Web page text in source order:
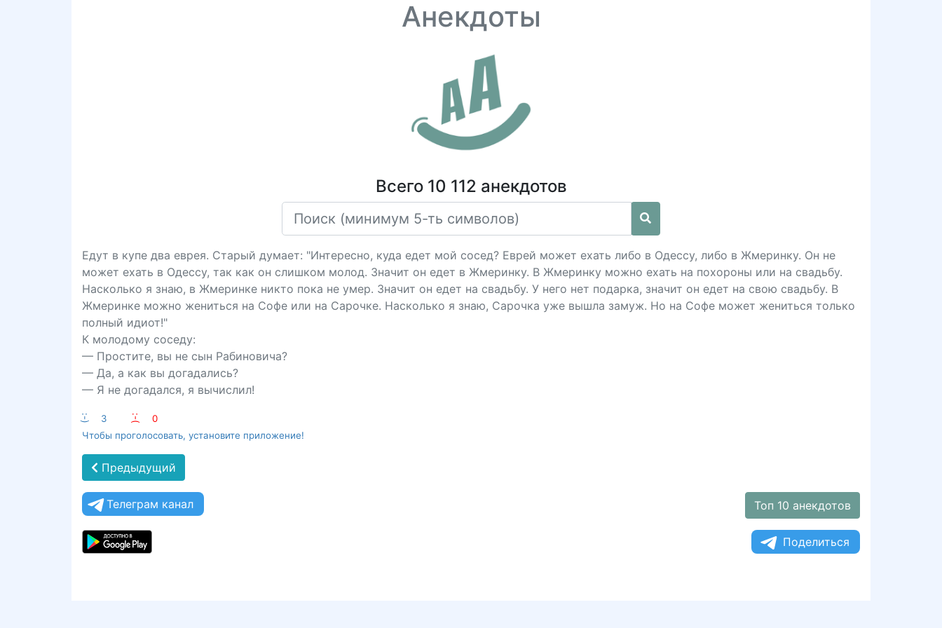
Анекдоты
Всего 10 112 анекдотов
Едут в купе два еврея. Старый думает: "Интересно, куда едет мой сосед? Еврей может ехать либо в Одессу, либо в Жмеринку. Он не
может ехать в Одессу, так как он слишком молод. Значит он едет в Жмеринку. В Жмеринку можно ехать на похороны или на свадьбу.
Насколько я знаю, в Жмеринке никто пока не умер. Значит он едет на свадьбу. У него нет подарка, значит он едет на свою свадьбу. В
Жмеринке можно жениться на Софе или на Сарочке. Насколько я знаю, Сарочка уже вышла замуж. Но на Софе может жениться только
полный идиот!"
К молодому соседу:
— Простите, вы не сын Рабиновича?
— Да, а как вы догадались?
— Я не догадался, я вычислил!
:-) 3 :-(
0
Чтобы проголосовать, установите приложение!
Предыдущий
Телеграм канал Топ 10 анекдотов
Поделиться